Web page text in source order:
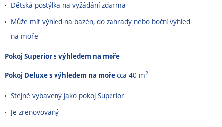
Dětská postýlka na vyžádání zdarma
Může mít výhled na bazén, do zahrady nebo boční výhled
na moře
Pokoj Superior s výhledem na moře
Pokoj Deluxe s výhledem na mořecca 40 m2
Stejně vybavený jako pokoj Superior
Je zrenovovaný